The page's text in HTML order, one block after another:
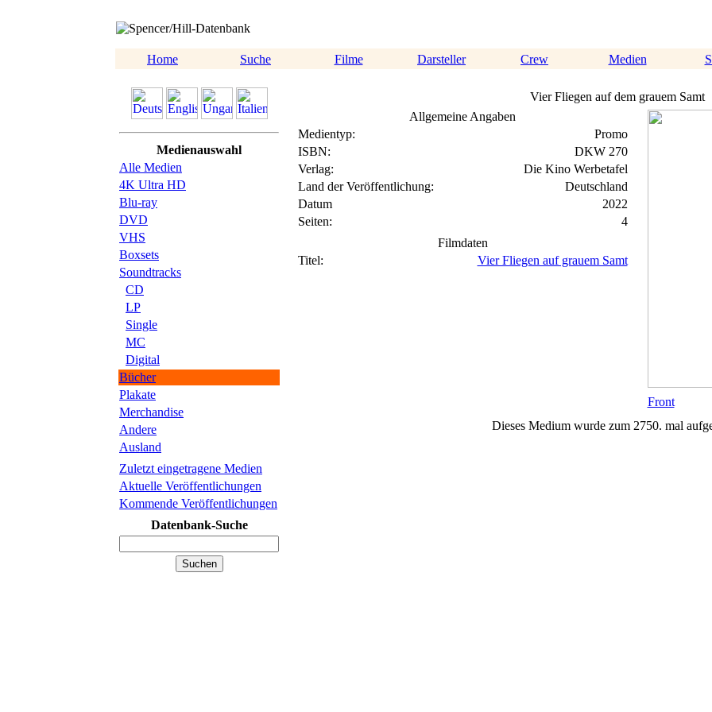
Home Suche Filme Darsteller Crew Medien
Medienauswahl
Alle Medien
4K Ultra HD
Blu-ray
DVD
VHS
Boxsets
Soundtracks
CD
LP
Single
MC
Digital
Bücher
Plakate
Merchandise
Andere
Ausland
Zuletzt eingetragene Medien
Aktuelle Veröffentlichungen
Kommende Veröffentlichungen
Datenbank-Suche
Vier Fliegen auf dem grauem Samt
Allgemeine Angaben
Medientyp:
Promo
ISBN:
DKW 270
Verlag:
Die Kino Werbetafel
Land der Veröffentlichung:
Deutschland
Datum
2022
Seiten:
4
Filmdaten
Titel:
Vier Fliegen auf grauem Samt
Front
Dieses Medium wurde zum 2750. mal